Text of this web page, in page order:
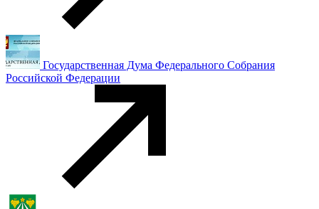
Государственная Дума Федерального Собрания
Российской Федерации